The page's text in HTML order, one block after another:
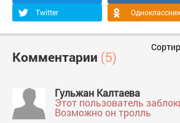
Twitter
Комментарии (5)
Гульжан Калтаева
Этот пользователь
Возможно он тролль